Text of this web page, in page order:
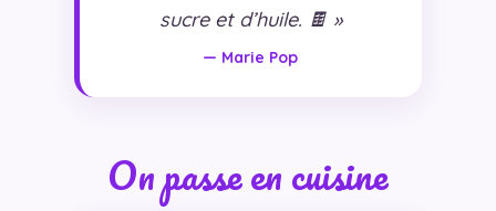
sucre et d’huile. 🍫 »
— Marie Pop
On passe en cuisine